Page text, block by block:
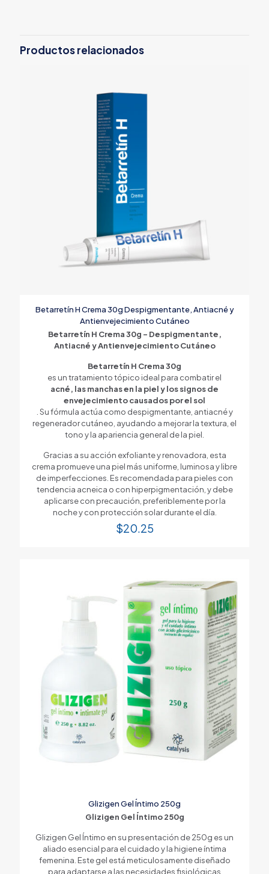
Productos relacionados
Betarretín H Crema 30g Despigmentante, Antiacné y
Antienvejecimiento Cutáneo
Betarretín H Crema 30g – Despigmentante,
Antiacné y Antienvejecimiento Cutáneo
Betarretín H Crema 30g
es un tratamiento tópico ideal para combatir el
acné, las manchas en la piel y los signos de
envejecimiento causados por el sol
. Su fórmula actúa como despigmentante, antiacné y
regenerador cutáneo, ayudando a mejorar la textura, el
tono y la apariencia general de la piel.
Gracias a su acción exfoliante y renovadora, esta
crema promueve una piel más uniforme, luminosa y libre
de imperfecciones. Es recomendada para pieles con
tendencia acneica o con hiperpigmentación, y debe
aplicarse con precaución, preferiblemente por la
noche y con protección solar durante el día.
$20.25
Glizigen Gel Íntimo 250g
Glizigen Gel Íntimo 250g
Glizigen Gel Íntimo en su presentación de 250g es un
aliado esencial para el cuidado y la higiene íntima
femenina. Este gel está meticulosamente diseñado
para adaptarse a las necesidades fisiológicas